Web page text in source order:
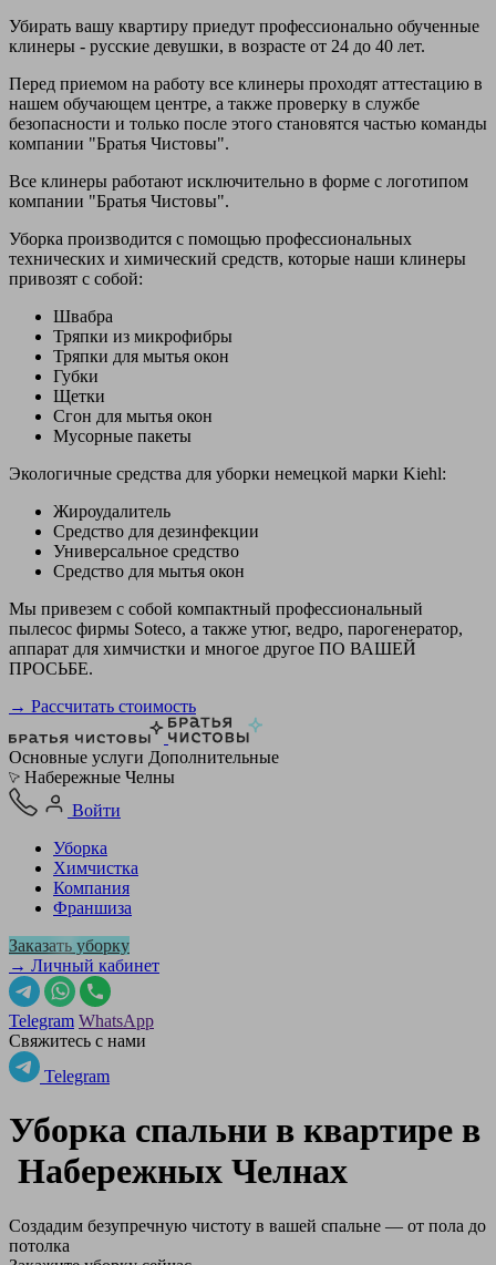
Убирать вашу квартиру приедут профессионально обученные
клинеры - русские девушки, в возрасте от 24 до 40 лет.
Перед приемом на работу все клинеры проходят аттестацию в
нашем обучающем центре, а также проверку в службе
безопасности и только после этого становятся частью команды
компании "Братья Чистовы".
Все клинеры работают исключительно в форме с логотипом
компании "Братья Чистовы".
Уборка производится с помощью профессиональных
технических и химический средств, которые наши клинеры
привозят с собой:
Швабра
Тряпки из микрофибры
Тряпки для мытья окон
Губки
Щетки
Сгон для мытья окон
Мусорные пакеты
Экологичные средства для уборки немецкой марки Kiehl:
Жироудалитель
Средство для дезинфекции
Универсальное средство
Средство для мытья окон
Мы привезем с собой компактный профессиональный
пылесос фирмы Soteco, а также утюг, ведро, парогенератор,
аппарат для химчистки и многое другое ПО ВАШЕЙ
ПРОСЬБЕ.
→ Рассчитать стоимость
Основные услуги Дополнительные
Набережные Челны
Войти
Уборка
Химчистка
Компания
Франшиза
Заказать уборку
→ Личный кабинет
Telegram WhatsApp
Свяжитесь с нами
Telegram
Уборка спальни в квартире в
Набережных Челнах
Создадим безупречную чистоту в вашей спальне — от пола до
потолка